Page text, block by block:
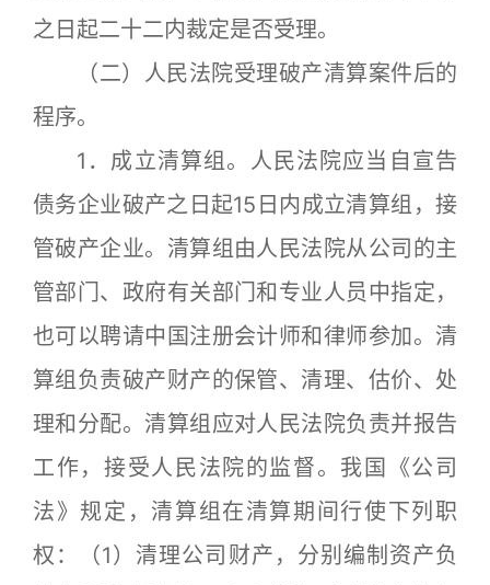
之日起二十二内裁定是否受理。
（二）人民法院受理破产清算案件后的
程序。
1．成立清算组。人民法院应当自宣告
债务企业破产之日起15日内成立清算组，接
管破产企业。清算组由人民法院从公司的主
管部门、政府有关部门和专业人员中指定，
也可以聘请中国注册会计师和律师参加。清
算组负责破产财产的保管、清理、估价、处
理和分配。清算组应对人民法院负责并报告
工作，接受人民法院的监督。我国《公司
法》规定，清算组在清算期间行使下列职
权：（1）清理公司财产，分别编制资产负